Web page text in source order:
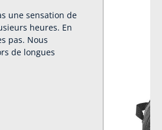
une sensation de
heures. En
pas. Nous
de longues